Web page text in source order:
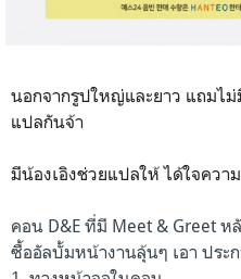
นอกจากรูปใหญ่และยาว แถมไ
แปลกันจ้า
มีน้องเอิงช่วยแปลให้ ได้ใจควา
คอน D&E ที่มี Meet & Greet ห
ซื้ออัลบั้มหน้างานลุ้นๆ เอา ประ